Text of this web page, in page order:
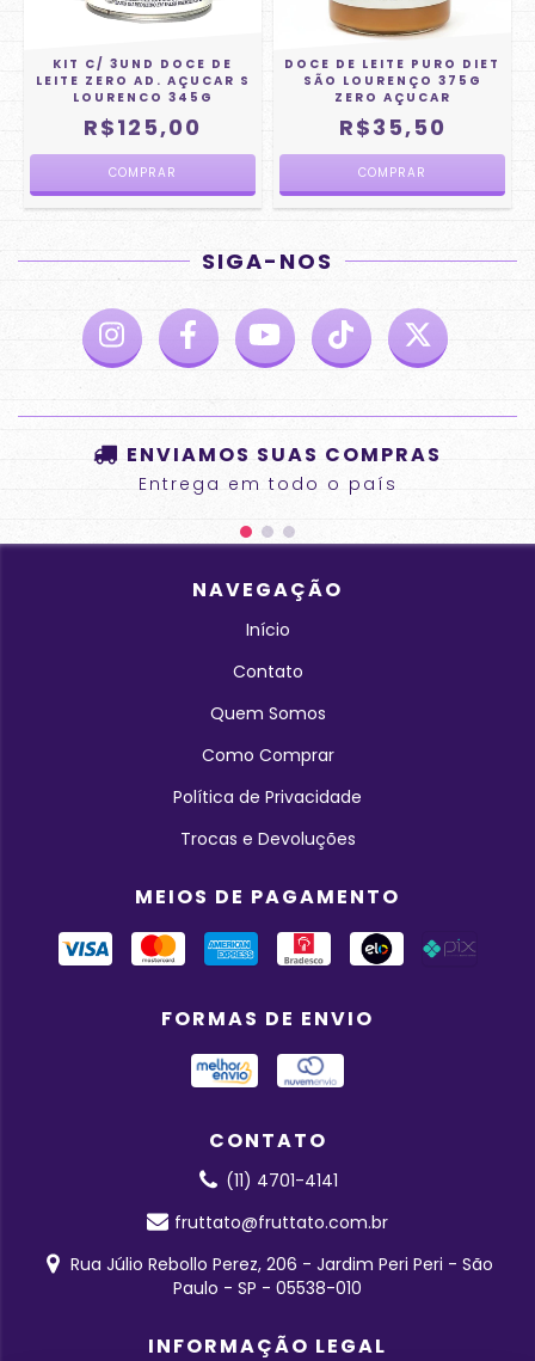
KIT C/ 3UND DOCE DE
LEITE ZERO AD. AÇUCAR S
LOURENCO 345G
R$125,00
DOCE DE LEITE PURO DIET
SÃO LOURENÇO 375G
ZERO AÇUCAR
R$35,50
SIGA-NOS
ENVIAMOS SUAS COMPRAS
Entrega em todo o país
NAVEGAÇÃO
Início
Contato
Quem Somos
Como Comprar
Política de Privacidade
Trocas e Devoluções
MEIOS DE PAGAMENTO
FORMAS DE ENVIO
CONTATO
(11) 4701-4141
fruttato@fruttato.com.br
Rua Júlio Rebollo Perez, 206 - Jardim Peri Peri - São
Paulo - SP - 05538-010
INFORMAÇÃO LEGAL